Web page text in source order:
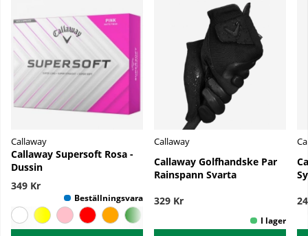
Callaway
Callaway Supersoft Rosa -
Dussin
349 Kr
Callaway
Callaway Golfhandske Par
Rainspann Svarta
329 Kr